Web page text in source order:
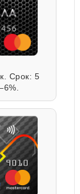
Срок: 5